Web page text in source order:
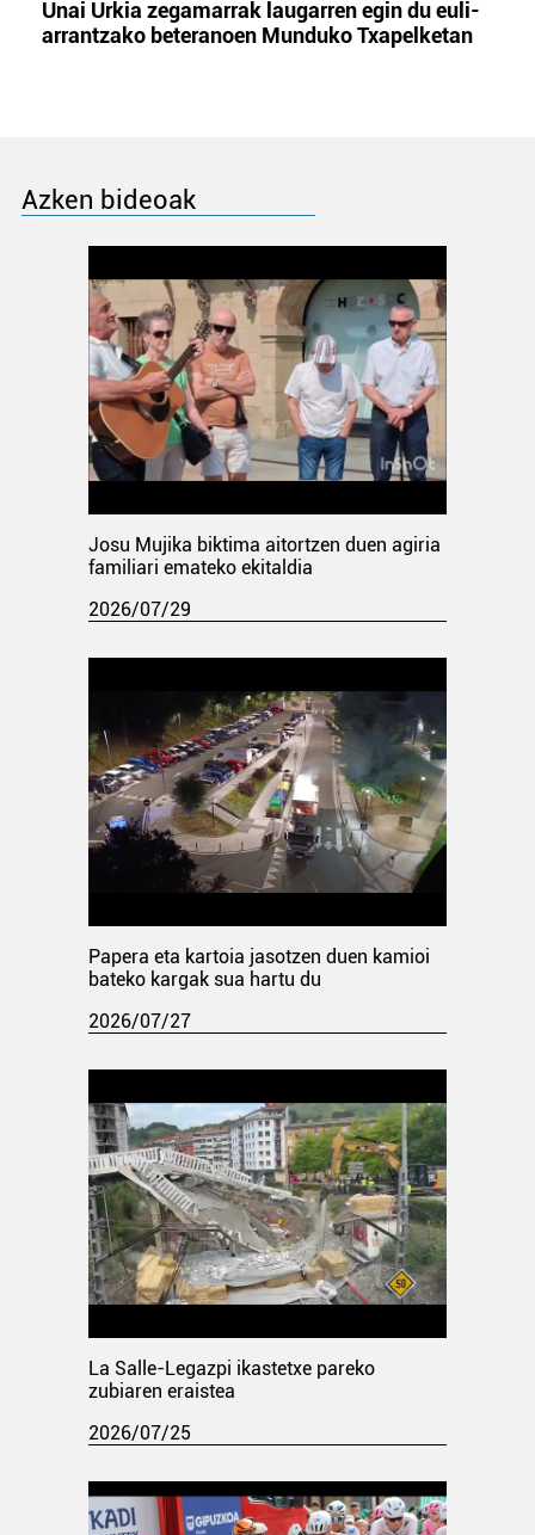
Unai Urkia zegamarrak laugarren egin du euli-
arrantzako beteranoen Munduko Txapelketan
Azken bideoak
Josu Mujika biktima aitortzen duen agiria
familiari emateko ekitaldia
2026/07/29
Papera eta kartoia jasotzen duen kamioi
bateko kargak sua hartu du
2026/07/27
La Salle-Legazpi ikastetxe pareko
zubiaren eraistea
2026/07/25